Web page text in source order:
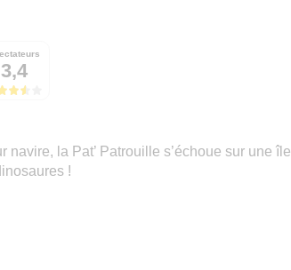
3,4
navire, la Pat’ Patrouille s’échoue sur une île
!